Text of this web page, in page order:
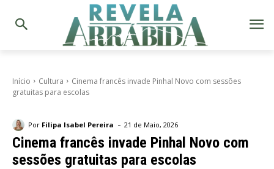
Início Cultura
Cinema francês invade Pinhal Novo com sessões
gratuitas para escolas
Por Filipa Isabel Pereira - 21 de Maio, 2026
Cinema francês invade Pinhal Novo com
sessões gratuitas para escolas